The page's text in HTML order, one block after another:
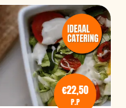
€22,50
P.P